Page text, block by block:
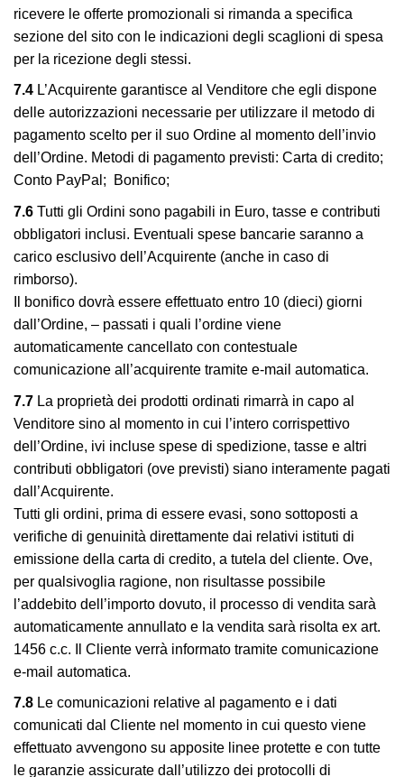
ricevere le offerte promozionali si rimanda a specifica
sezione del sito con le indicazioni degli scaglioni di spesa
per la ricezione degli stessi.
7.4 L’Acquirente garantisce al Venditore che egli dispone
delle autorizzazioni necessarie per utilizzare il metodo di
pagamento scelto per il suo Ordine al momento dell’invio
dell’Ordine. Metodi di pagamento previsti: Carta di credito;
Conto PayPal; Bonifico;
7.6 Tutti gli Ordini sono pagabili in Euro, tasse e contributi
obbligatori inclusi. Eventuali spese bancarie saranno a
carico esclusivo dell’Acquirente (anche in caso di
rimborso).
Il bonifico dovrà essere effettuato entro 10 (dieci) giorni
dall’Ordine, – passati i quali l’ordine viene
automaticamente cancellato con contestuale
comunicazione all’acquirente tramite e-mail automatica.
7.7 La proprietà dei prodotti ordinati rimarrà in capo al
Venditore sino al momento in cui l’intero corrispettivo
dell’Ordine, ivi incluse spese di spedizione, tasse e altri
contributi obbligatori (ove previsti) siano interamente pagati
dall’Acquirente.
Tutti gli ordini, prima di essere evasi, sono sottoposti a
verifiche di genuinità direttamente dai relativi istituti di
emissione della carta di credito, a tutela del cliente. Ove,
per qualsivoglia ragione, non risultasse possibile
l’addebito dell’importo dovuto, il processo di vendita sarà
automaticamente annullato e la vendita sarà risolta ex art.
1456 c.c. Il Cliente verrà informato tramite comunicazione
e-mail automatica.
7.8 Le comunicazioni relative al pagamento e i dati
comunicati dal Cliente nel momento in cui questo viene
effettuato avvengono su apposite linee protette e con tutte
le garanzie assicurate dall’utilizzo dei protocolli di